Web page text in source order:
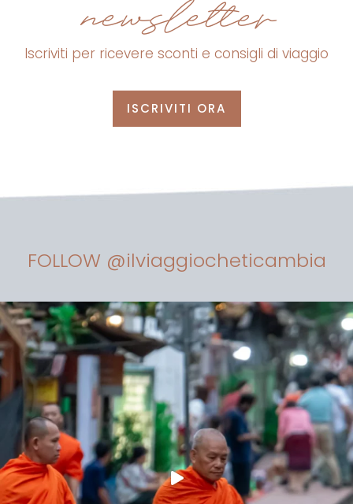
newsletter
Iscriviti per ricevere sconti e consigli di viaggio
ISCRIVITI ORA
FOLLOW @ilviaggiocheticambia